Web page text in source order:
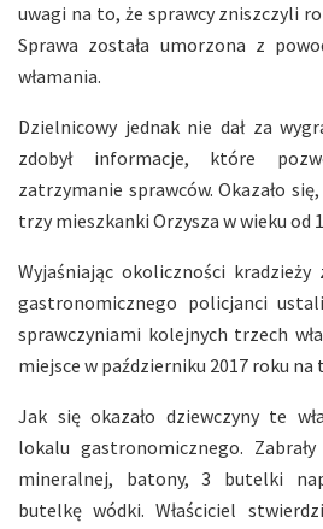
uwagi na to, że sprawcy zniszczyli
Sprawa została umorzona z
włamania.
Dzielnicowy jednak nie dał za
zdobył informacje, które
zatrzymanie sprawców. Okazało
trzy mieszkanki Orzysza w wieku od
Wyjaśniając okoliczności
gastronomicznego policjanci
sprawczyniami kolejnych trzech
miejsce w październiku 2017 roku na
Jak się okazało dziewczyny te
lokalu gastronomicznego.
mineralnej, batony, 3 butelki
butelkę wódki. Właściciel